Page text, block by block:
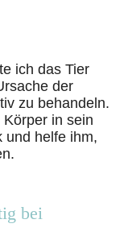
ich das Tier
der
zu behandeln.
in sein
und helfe ihm,
bei